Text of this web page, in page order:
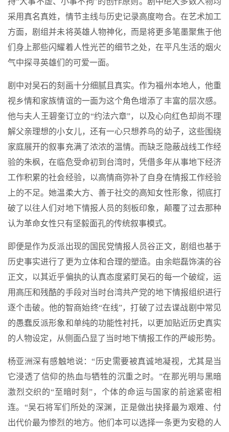
采用真名真姓，情节主线与历史记录高度吻合。在艺术加工
方面，剧组并未将英雄人物神化，而是将更多笔墨聚焦于他
们身上那些闪耀着人性光芒的细节之处，在平凡生活的烟火
气中探寻英雄们的可爱一面。
剧中对吴石的刻画十分细腻且真实。作为福州本地人，他重
视乡情和家族情谊的一面为这个角色增添了丰富的层次感。
他与夫人王碧奎订立的“约法六章”，以及心向红色却尚不理
解父亲理想的小女儿，还有一心只想养鸟的幼子，这些围绕
家庭展开的叙事充满了浓浓的温情。而缺乏隐蔽战线工作经
验的朱枫，在临危受命初到台湾时，凭借多年从事地下经济
工作积累的社会经验，以高情商弥补了自身在情报工作经验
上的不足。她温柔大方、善于社交的高知女性形象，彻底打
破了以往人们对地下情报人员的刻板印象，颠覆了过去那种
认为革命女性只有坚毅面孔的传统叙事模式。
即便是作为反派出现的国民党情报人员谷正文，剧组也基于
历史事实进行了更为立体和合理的塑造。由余皑磊饰演的谷
正文，以其近乎偏执的认真态度紧盯吴石的每一个破绽，运
用高压和残酷的手段对当时台湾共产党的地下情报组织进行
逐个击破。他的智商始终“在线”，打破了过去谍战剧中常见
的愚蠢反派形象和单纯的功能性衬托，以更加贴近历史真实
的人物设定，从侧面凸显了当时地下情报工作的严峻形势。
杨亚洲深有感触地说：“历史需要被真诚地凝视，尤其是当
它浸透了信仰的热血与牺牲的沉重之时。”在那光明与黑暗
激烈交织的“至暗时刻”，个体的命运与国家的前途紧密相
连。“吴石将军们所处的深渊，正是做出抉择最为艰难、付
出代价最为惨烈的地方。他们本可以选择一条更为安稳的人